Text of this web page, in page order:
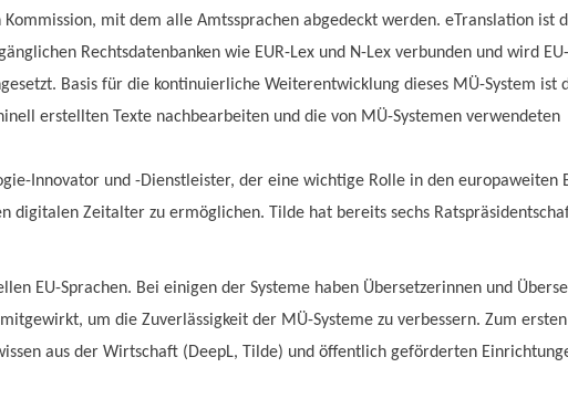
mit dem alle Amtssprachen abgedeckt werden. eTranslation ist
Rechtsdatenbanken wie EUR-Lex und N-Lex verbunden und wird
Basis für die kontinuierliche Weiterentwicklung dieses MÜ-System ist
erstellten Texte nachbearbeiten und die von MÜ-Systemen verwendeten
Innovator und -Dienstleister, der eine wichtige Rolle in den europaweiten
Zeitalter zu ermöglichen. Tilde hat bereits sechs
EU-Sprachen. Bei einigen der Systeme haben Übersetzerinnen und
um die Zuverlässigkeit der MÜ-Systeme zu verbessern. Zum
aus der Wirtschaft (DeepL, Tilde) und öffentlich geförderten